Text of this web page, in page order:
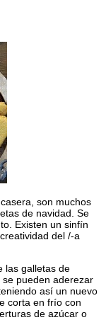
son muchos
de navidad. Se
Existen un sinfín
del /-a
las galletas de
se pueden aderezar
así un nuevo
corta en frío con
de azúcar o